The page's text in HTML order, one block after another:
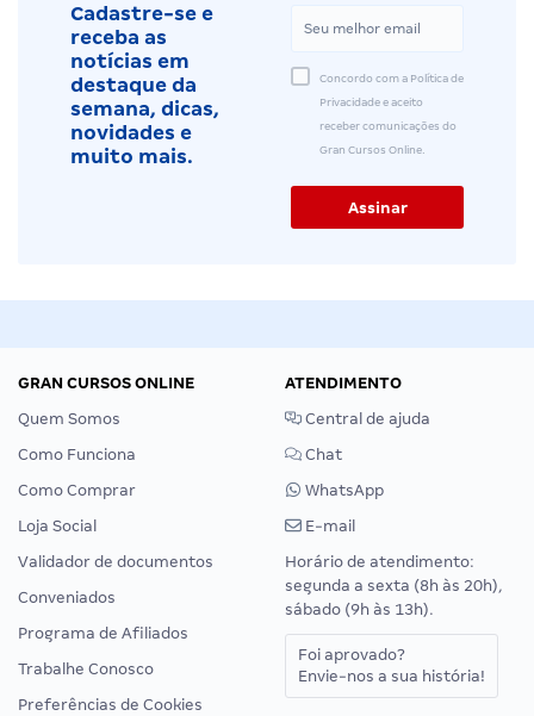
Cadastre-se e
receba as
notícias em
destaque da
semana, dicas,
novidades e
muito mais.
Concordo com a Política de
Privacidade e aceito
receber comunicações do
Gran Cursos Online.
GRAN CURSOS ONLINE
Quem Somos
Como Funciona
Como Comprar
Loja Social
Validador de documentos
Conveniados
Programa de Afiliados
Trabalhe Conosco
Preferências de Cookies
ATENDIMENTO
Central de ajuda
Chat
WhatsApp
E-mail
Horário de atendimento:
segunda a sexta (8h às 20h),
sábado (9h às 13h).
Foi aprovado?
Envie-nos a sua história!